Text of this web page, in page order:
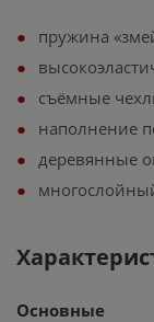
пружина
съёмные
наполнение
деревянные
Основные